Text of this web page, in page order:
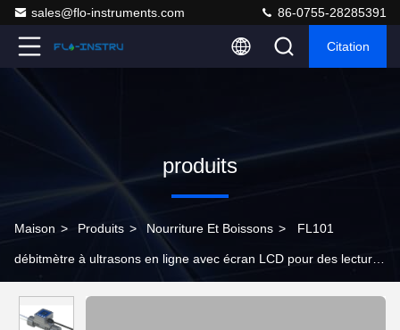
sales@flo-instruments.com 86-0755-28285391
Citation
produits
Maison > Produits > Nourriture Et Boissons > FL101
débitmètre à ultrasons en ligne avec écran LCD pour des lectures